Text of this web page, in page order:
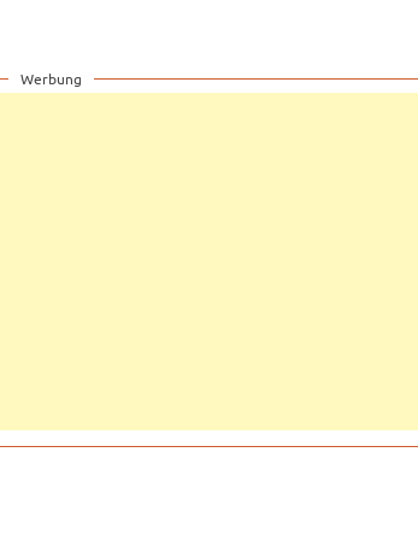
Werbung